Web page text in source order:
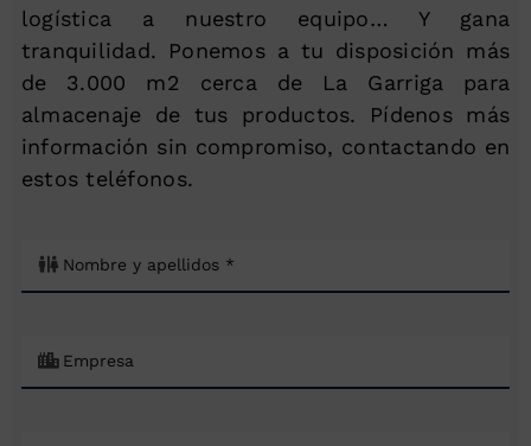
logística a nuestro equipo… Y gana
tranquilidad. Ponemos a tu disposición más
de 3.000 m2 cerca de La Garriga para
almacenaje de tus productos. Pídenos más
información sin compromiso, contactando en
estos teléfonos.